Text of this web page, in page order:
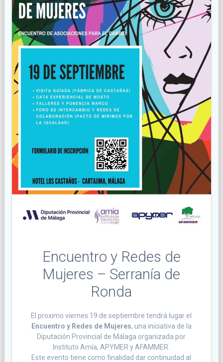
Encuentro y Redes de
Mujeres – Serranía de
Ronda
El proximo viernes 19 de septiembre tendrá lugar el
Encuentro y Redes de Mujeres, una iniciativa de la
Diputación Provincial de Málaga organizada por
Instituto Amía, APYMER y AFAMMER.
Este evento tiene como finalidad dar continuidad al